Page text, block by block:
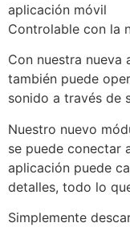
aplicación móvil
Controlable con la
Con nuestra nueva
también puede
sonido a través de
Nuestro nuevo
se puede conectar
aplicación puede
detalles, todo lo
Simplemente